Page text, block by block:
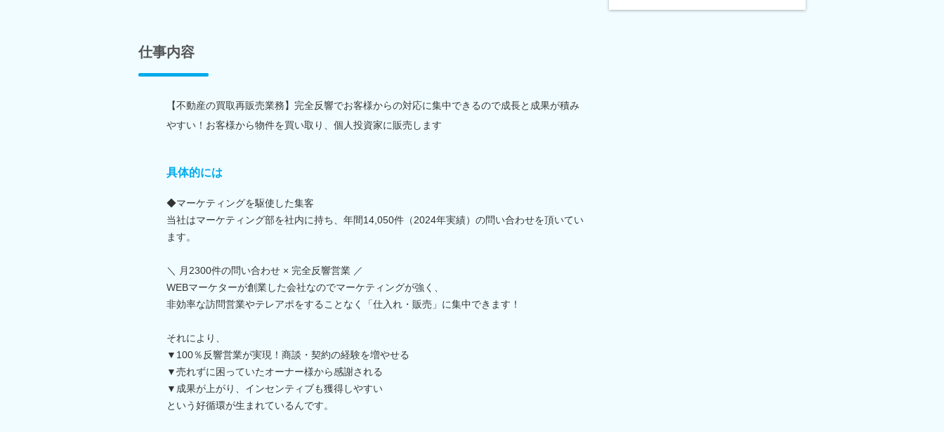
仕事内容
【不動産の買取再販売業務】完全反響でお客様からの対応に集中できるので成長と成果が積み
やすい！お客様から物件を買い取り、個人投資家に販売します
具体的には
◆マーケティングを駆使した集客
当社はマーケティング部を社内に持ち、年間14,050件（2024年実績）の問い合わせを頂いてい
ます。
＼ 月2300件の問い合わせ × 完全反響営業 ／
WEBマーケターが創業した会社なのでマーケティングが強く、
非効率な訪問営業やテレアポをすることなく「仕入れ・販売」に集中できます！
それにより、
▼100％反響営業が実現！商談・契約の経験を増やせる
▼売れずに困っていたオーナー様から感謝される
▼成果が上がり、インセンティブも獲得しやすい
という好循環が生まれているんです。